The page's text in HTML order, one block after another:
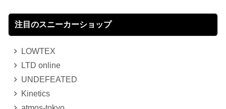
注目のスニーカーショップ
LOWTEX
LTD online
UNDEFEATED
Kinetics